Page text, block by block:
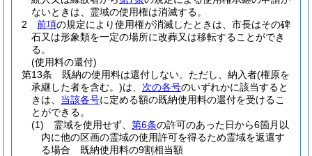
ないときは、霊域の使用権は消滅する。
2
前項の規定により使用権が消滅したときは、市長はその碑
石又は形象類を一定の場所に改葬又は移転することができ
る。
(使用料の還付)
第13条
既納の使用料は還付しない。 ただし、納入者(権原を
承継した者を含む。)は、 次の各号のいずれかに該当すると
きは、 当該各号に定める額の既納使用料の還付を受けるこ
とができる。
(1)
霊域を使用せず、 第6条の許可のあった日から6箇月以
内に他の区画の霊域の使用許可を得るため霊域を返還す
る場合 既納使用料の9割相当額